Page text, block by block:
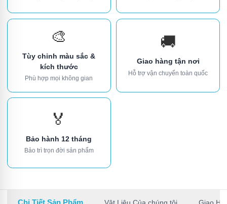
🎨
Tùy chỉnh màu sắc &
kích thước
Phù hợp mọi không gian
🚚
Giao hàng tận nơi
Hỗ trợ vận chuyển toàn quốc
🏅
Bảo hành 12 tháng
Bảo trì trọn đời sản phẩm